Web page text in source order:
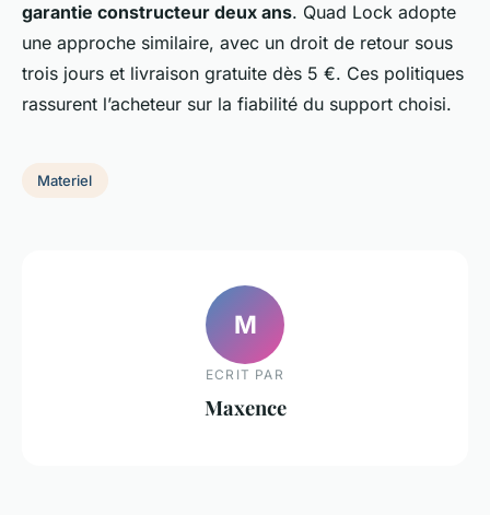
garantie constructeur deux ans. Quad Lock adopte
une approche similaire, avec un droit de retour sous
trois jours et livraison gratuite dès 5 €. Ces politiques
rassurent l’acheteur sur la fiabilité du support choisi.
Materiel
M
ECRIT PAR
Maxence